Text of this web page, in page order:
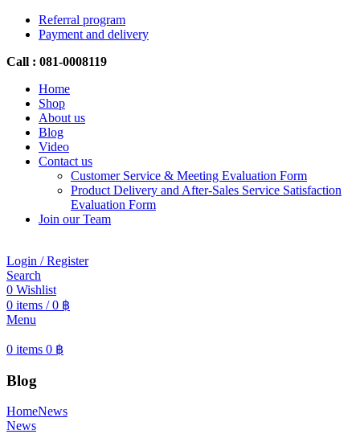
Referral program
Payment and delivery
Call : 081-0008119
Home
Shop
About us
Blog
Video
Contact us
Customer Service & Meeting Evaluation Form
Product Delivery and After-Sales Service Satisfaction
Evaluation Form
Join our Team
Login / Register
Search
0 Wishlist
0 items / 0 ฿
Menu
0 items 0 ฿
Blog
HomeNews
News